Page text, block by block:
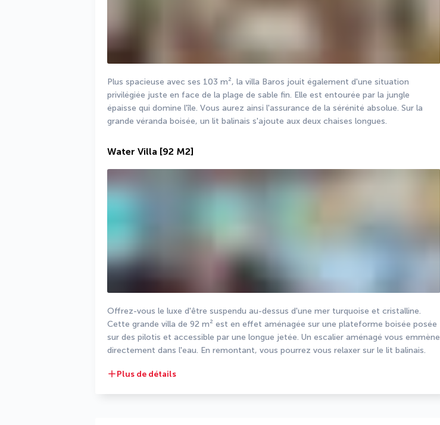
Plus spacieuse avec ses 103 m², la villa Baros jouit également d'une situation
privilégiée juste en face de la plage de sable fin. Elle est entourée par la jungle
épaisse qui domine l'île. Vous aurez ainsi l'assurance de la sérénité absolue. Sur la
grande véranda boisée, un lit balinais s'ajoute aux deux chaises longues.
Water Villa [92 M2]
Offrez-vous le luxe d'être suspendu au-dessus d'une mer turquoise et cristalline.
Cette grande villa de 92 m² est en effet aménagée sur une plateforme boisée posée
sur des pilotis et accessible par une longue jetée. Un escalier aménagé vous emmène
directement dans l'eau. En remontant, vous pourrez vous relaxer sur le lit balinais.
Plus de détails